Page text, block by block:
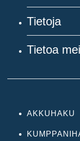
Tietoja
Tietoa
AKKUHAKU